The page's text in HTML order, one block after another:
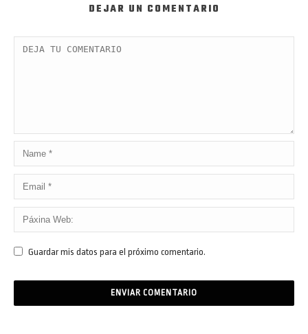
DEJAR UN COMENTARIO
Guardar mis datos para el próximo comentario.